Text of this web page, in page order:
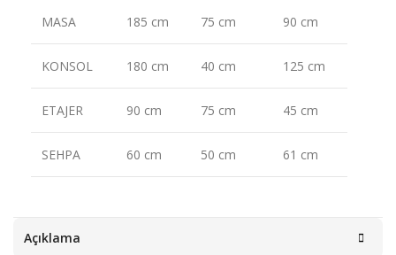
MASA 185 cm 75 cm 90 cm
KONSOL 180 cm 40 cm 125 cm
ETAJER 90 cm 75 cm 45 cm
SEHPA 60 cm 50 cm 61 cm
Açıklama